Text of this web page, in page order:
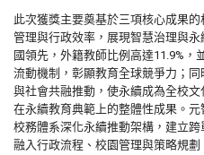
此次獲獎主要奠基於三項核心成果
管理與行政效率，展現智慧治理與
國領先，外籍教師比例高達11.9%，
流動機制，彰顯教育全球競爭力；
與社會共融推動，使永續成為全校
在永續教育典範上的整體性成果。
校務體系深化永續推動架構，建立
融入行政流程、校園管理與策略規